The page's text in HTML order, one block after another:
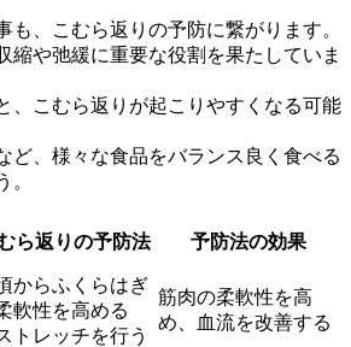
も、こむら返りの予防に繋がります。
縮や弛緩に重要な役割を果たしていま
、こむら返りが起こりやすくなる可能
ど、様々な食品をバランス良く食べる
。
ら返りの予防法 予防法の効果
からふくらはぎ
軟性を高める
トレッチを行う
筋肉の柔軟性を高
め、血流を改善する